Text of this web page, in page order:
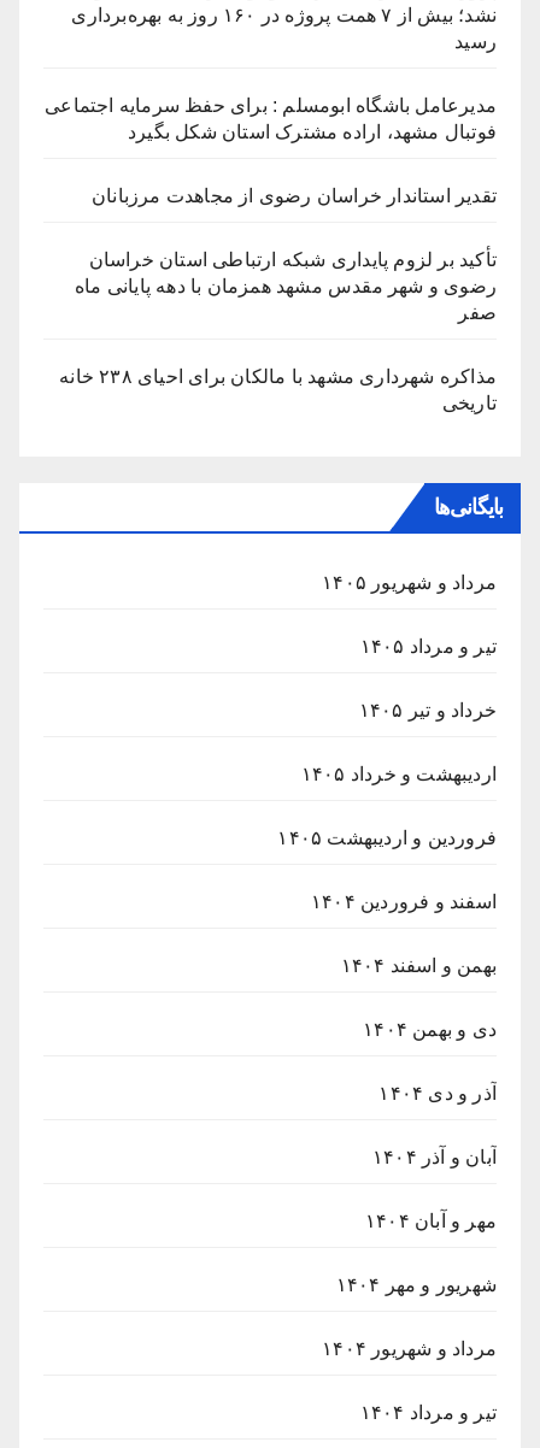
نشد؛ بیش از ۷ همت پروژه در ۱۶۰ روز به بهره‌برداری
رسید
مدیرعامل باشگاه ابومسلم : برای حفظ سرمایه اجتماعی
فوتبال مشهد، اراده مشترک استان شکل بگیرد
تقدیر استاندار خراسان رضوی از مجاهدت مرزبانان
تأکید بر لزوم پایداری شبکه ارتباطی استان خراسان
رضوی و شهر مقدس مشهد همزمان با دهه پایانی ماه
صفر
مذاکره شهرداری مشهد با مالکان برای احیای ۲۳۸ خانه
تاریخی
بایگانی‌ها
مرداد و شهریور ۱۴۰۵
تیر و مرداد ۱۴۰۵
خرداد و تیر ۱۴۰۵
اردیبهشت و خرداد ۱۴۰۵
فروردین و اردیبهشت ۱۴۰۵
اسفند و فروردین ۱۴۰۴
بهمن و اسفند ۱۴۰۴
دی و بهمن ۱۴۰۴
آذر و دی ۱۴۰۴
آبان و آذر ۱۴۰۴
مهر و آبان ۱۴۰۴
شهریور و مهر ۱۴۰۴
مرداد و شهریور ۱۴۰۴
تیر و مرداد ۱۴۰۴